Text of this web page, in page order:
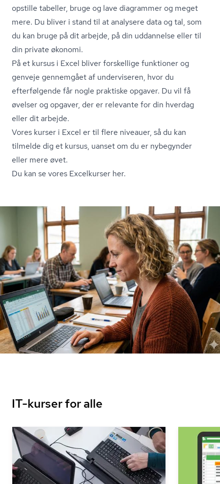
opstille tabeller, bruge og lave diagrammer og meget
mere. Du bliver i stand til at analysere data og tal, som
du kan bruge på dit arbejde, på din uddannelse eller til
din private økonomi.
På et kursus i Excel bliver forskellige funktioner og
genveje gennemgået af underviseren, hvor du
efterfølgende får nogle praktiske opgaver. Du vil få
øvelser og opgaver, der er relevante for din hverdag
eller dit arbejde.
Vores kurser i Excel er til flere niveauer, så du kan
tilmelde dig et kursus, uanset om du er nybegynder
eller mere øvet.
Du kan se vores Excelkurser her.
IT-kurser for alle